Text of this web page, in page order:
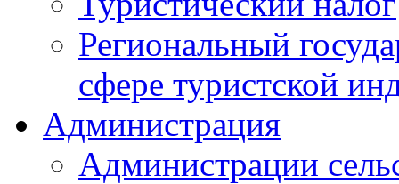
Региональный
сфере туристской
Администрация
Администрации